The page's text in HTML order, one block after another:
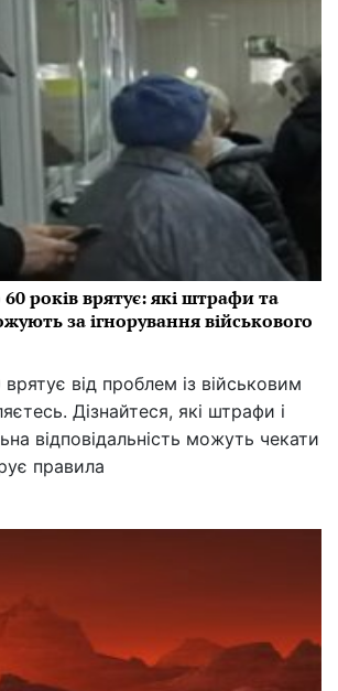
років врятує: які штрафи та
за ігнорування військового
від проблем із військовим
Дізнайтеся, які штрафи і
відповідальність можуть чекати
правила